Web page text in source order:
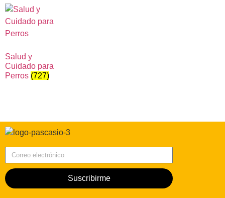
Salud y
Cuidado para
Perros (727)
Suscribirme